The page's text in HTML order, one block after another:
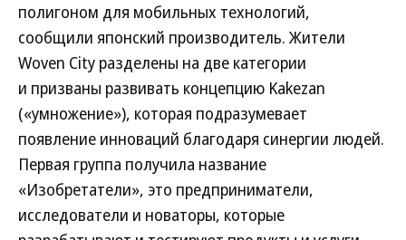
полигоном для мобильных технологий,
сообщили японский производитель. Жители
Woven City разделены на две категории
и призваны развивать концепцию Kakezan
(«умножение»), которая подразумевает
появление инноваций благодаря синергии людей.
Первая группа получила название
«Изобретатели», это предприниматели,
исследователи и новаторы, которые